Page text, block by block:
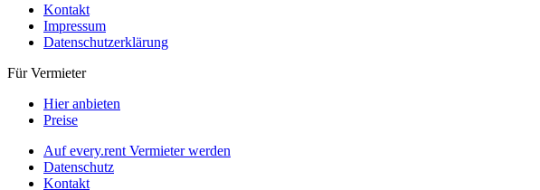
Kontakt
Impressum
Datenschutzerklärung
Für Vermieter
Hier anbieten
Preise
Auf every.rent Vermieter werden
Datenschutz
Kontakt